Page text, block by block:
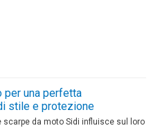
per una perfetta
stile e protezione
scarpe da moto Sidi influisce sul loro